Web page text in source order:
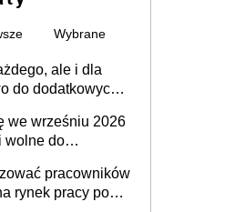
Wybrane
ale i dla
do dodatkowych
we wrześniu 2026
wolne do
pracowników
rynek pracy po